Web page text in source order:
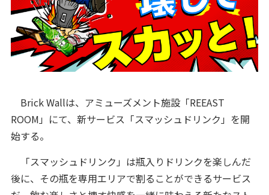
Brick Wallは、アミューズメント施設「REEAST
ROOM」にて、新サービス「スマッシュドリンク」を開
始する。
「スマッシュドリンク」は瓶入りドリンクを楽しんだ
後に、その瓶を専用エリアで割ることができるサービス